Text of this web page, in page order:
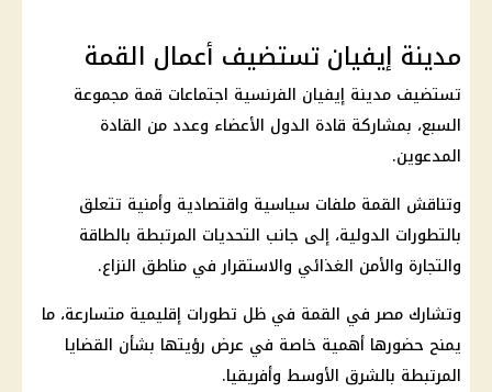
مدينة إيفيان تستضيف أعمال القمة
تستضيف مدينة إيفيان الفرنسية اجتماعات قمة مجموعة
السبع، بمشاركة قادة الدول الأعضاء وعدد من القادة
المدعوين.
وتناقش القمة ملفات سياسية واقتصادية وأمنية تتعلق
بالتطورات الدولية، إلى جانب التحديات المرتبطة بالطاقة
والتجارة والأمن الغذائي والاستقرار في مناطق النزاع.
وتشارك مصر في القمة في ظل تطورات إقليمية متسارعة، ما
يمنح حضورها أهمية خاصة في عرض رؤيتها بشأن القضايا
المرتبطة بالشرق الأوسط وأفريقيا.